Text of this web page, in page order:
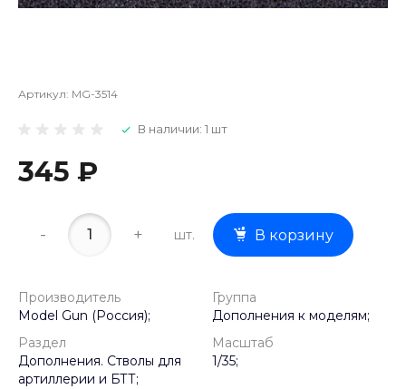
Артикул: MG-3514
В наличии: 1 шт
345 ₽
- + шт. В корзину
Производитель
Model Gun (Россия);
Группа
Дополнения к моделям;
Раздел
Дополнения. Стволы для
артиллерии и БТТ;
Масштаб
1/35;